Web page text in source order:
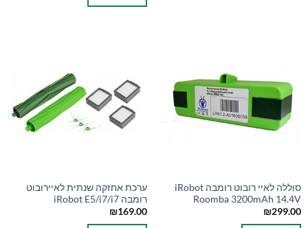
סוללה לאיי רובוט רומבה iRobot
Roomba 3200mAh 14.4V
₪299.00
ערכת אחזקה שנתית לאיירובוט
רומבה iRobot E5/i7/i7
₪169.00